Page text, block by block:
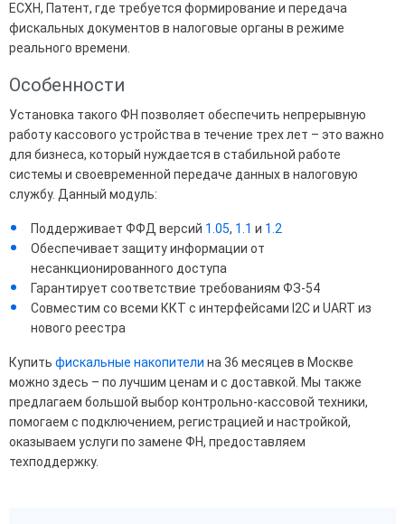
ECXH, Патент, где требуется формирование и передача
фискальных документов в налоговые органы в режиме
реального времени.
Особенности
Установка такого ФН позволяет обеспечить непрерывную
работу кассового устройства в течение трех лет – это важно
для бизнеса, который нуждается в стабильной работе
системы и своевременной передаче данных в налоговую
службу. Данный модуль:
Поддерживает ФФД версий 1.05, 1.1 и 1.2
Обеспечивает защиту информации от
несанкционированного доступа
Гарантирует соответствие требованиям ФЗ-54
Совместим со всеми ККТ с интерфейсами I2C и UART из
нового реестра
Купить фискальные накопители на 36 месяцев в Москве
можно здесь – по лучшим ценам и с доставкой. Мы также
предлагаем большой выбор контрольно-кассовой техники,
помогаем с подключением, регистрацией и настройкой,
оказываем услуги по замене ФН, предоставляем
техподдержку.